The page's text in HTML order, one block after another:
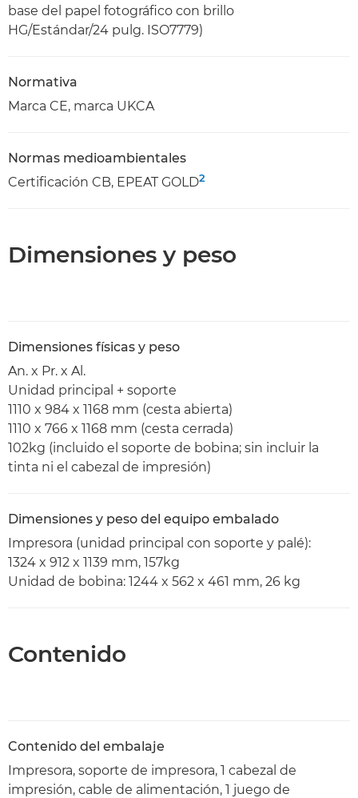
base del papel fotográfico con brillo
HG/Estándar/24 pulg. ISO7779)
Normativa
Marca CE, marca UKCA
Normas medioambientales
Certificación CB, EPEAT GOLD2
Dimensiones y peso
Dimensiones físicas y peso
An. x Pr. x Al.
Unidad principal + soporte
1110 x 984 x 1168 mm (cesta abierta)
1110 x 766 x 1168 mm (cesta cerrada)
102kg (incluido el soporte de bobina; sin incluir la
tinta ni el cabezal de impresión)
Dimensiones y peso del equipo embalado
Impresora (unidad principal con soporte y palé):
1324 x 912 x 1139 mm, 157kg
Unidad de bobina: 1244 x 562 x 461 mm, 26 kg
Contenido
Contenido del embalaje
Impresora, soporte de impresora, 1 cabezal de
impresión, cable de alimentación, 1 juego de